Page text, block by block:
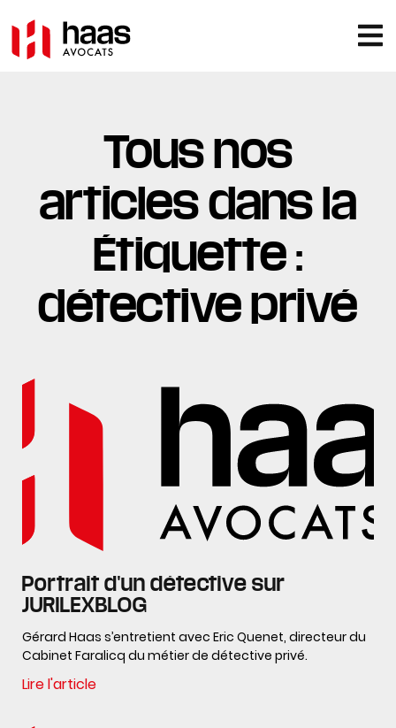
Tous nos
articles dans la
Étiquette :
détective privé
Portrait d'un détective sur
JURILEXBLOG
Gérard Haas s’entretient avec Eric Quenet, directeur du
Cabinet Faralicq du métier de détective privé.
Lire l'article